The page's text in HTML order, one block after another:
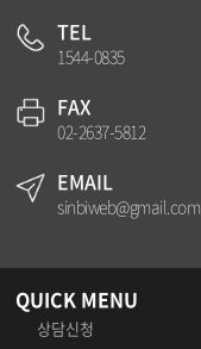
TEL
1544-0835
FAX
02-2637-5812
EMAIL
sinbiweb@gmail.com
QUICK MENU
상담신청